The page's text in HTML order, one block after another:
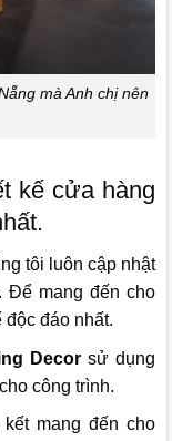
mà Anh chị nên
kế cửa hàng
tôi luôn cập nhật
Để mang đến cho
đáo nhất.
Decorsử dụng
công trình.
mang đến cho